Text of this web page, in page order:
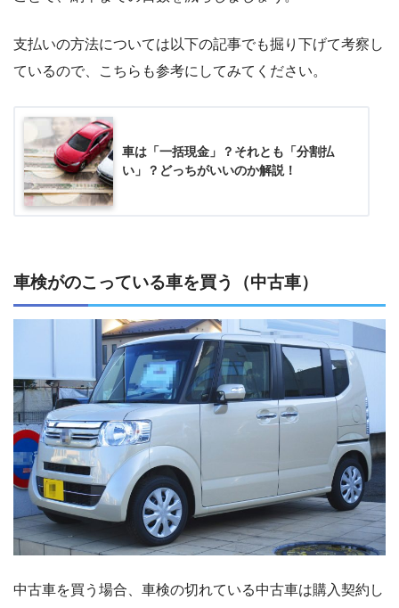
支払いの方法については以下の記事でも掘り下げて考察し
ているので、こちらも参考にしてみてください。
車は「一括現金」？それとも「分割払
い」？どっちがいいのか解説！
車検がのこっている車を買う（中古車）
中古車を買う場合、車検の切れている中古車は購入契約し